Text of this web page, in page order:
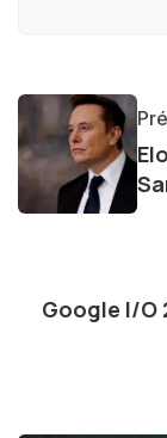
lumière les
innovations.
partager
technologie
Google I/O